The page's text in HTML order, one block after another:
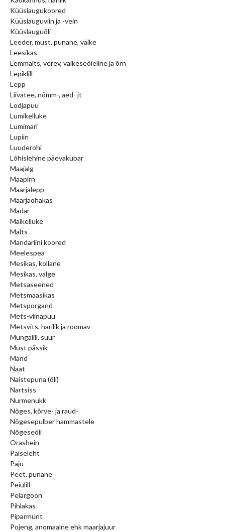
Küüslaugukoored
Küüslauguviin ja -vein
Küüslauguõli
Leeder, must, punane, väike
Leesikas
Lemmalts, verev, väikeseõieline ja õrn
Lepiklill
Lepp
Liivatee, nõmm-, aed- jt
Lodjapuu
Lumikelluke
Lumimari
Lupiin
Luuderohi
Lõhislehine päevakübar
Maajalg
Maapirn
Maarjalepp
Maarjaohakas
Madar
Maikelluke
Malts
Mandariini koored
Meelespea
Mesikas, kollane
Mesikas, valge
Metsaseened
Metsmaasikas
Metsporgand
Mets-viinapuu
Metsvits, harilik ja roomav
Mungalill, suur
Must pässik
Mänd
Naat
Naistepuna (õli)
Nartsiss
Nurmenukk
Nõges, kõrve- ja raud-
Nõgesepulber hammastele
Nõgeseõli
Orashein
Paiseleht
Paju
Peet, punane
Peiulill
Pelargoon
Pihlakas
Piparmünt
Pojeng, anomaalne ehk maarjajuur